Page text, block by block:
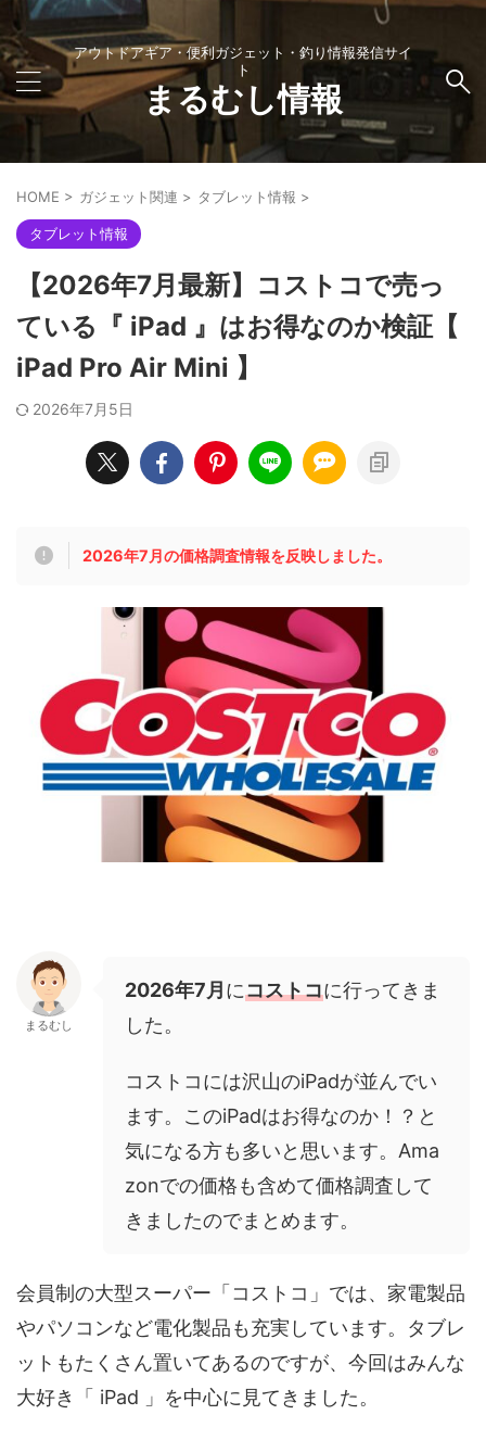
アウトドアギア・便利ガジェット・釣り情報発信サイ
ト
まるむし情報
HOME > ガジェット関連 > タブレット情報 >
タブレット情報
【2026年7月最新】コストコで売っ
ている『 iPad 』はお得なのか検証【
iPad Pro Air Mini 】
2026年7月5日
2026年7月の価格調査情報を反映しました。
まるむし
2026年7月にコストコに行ってきま
した。
コストコには沢山のiPadが並んでい
ます。このiPadはお得なのか！？と
気になる方も多いと思います。Ama
zonでの価格も含めて価格調査して
きましたのでまとめます。
会員制の大型スーパー「コストコ」では、家電製品
やパソコンなど電化製品も充実しています。タブレ
ットもたくさん置いてあるのですが、今回はみんな
大好き「 iPad 」を中心に見てきました。